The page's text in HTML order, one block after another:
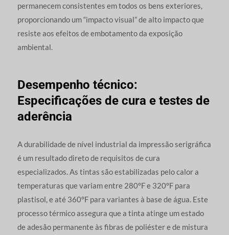
permanecem consistentes em todos os bens exteriores,
proporcionando um “impacto visual” de alto impacto que
resiste aos efeitos de embotamento da exposição
ambiental.
Desempenho técnico:
Especificações de cura e testes de
aderência
A durabilidade de nível industrial da impressão serigráfica
é um resultado direto de requisitos de cura
especializados. As tintas são estabilizadas pelo calor a
temperaturas que variam entre 280°F e 320°F para
plastisol, e até 360°F para variantes à base de água. Este
processo térmico assegura que a tinta atinge um estado
de adesão permanente às fibras de poliéster e de mistura